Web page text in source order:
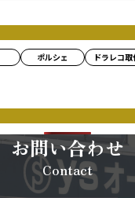
ポルシェ ドラレコ取
お問い合わせ
Contact